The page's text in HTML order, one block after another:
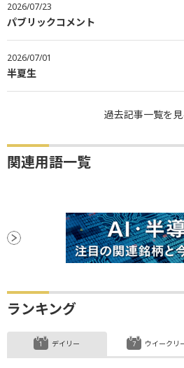
2026/07/23
パブリックコメント
2026/07/01
半夏生
過去記事一覧を見
関連用語一覧
ランキング
デイリー ウイークリ